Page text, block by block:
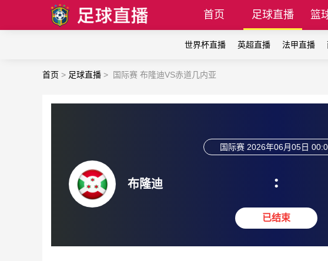
首页 足球直播 篮
世界杯直播 英超直播 法甲直播
首页 > 足球直播 > 国际赛 布隆迪VS赤道几内亚
布隆迪
国际赛 2026年06月05日
:
已结束